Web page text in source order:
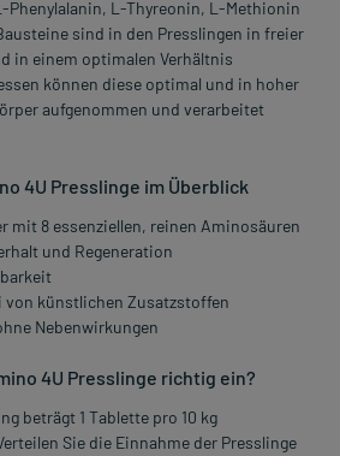
L-Thyreonin, L-Methionin
sind in den Presslingen in freier
in einem optimalen Verhältnis
können diese optimal und in hoher
aufgenommen und verarbeitet
4U Presslinge im Überblick
mit 8 essenziellen, reinen Aminosäuren
und Regeneration
von künstlichen Zusatzstoffen
Nebenwirkungen
4U Presslinge richtig ein?
beträgt 1 Tablette pro 10 kg
Sie die Einnahme der Presslinge